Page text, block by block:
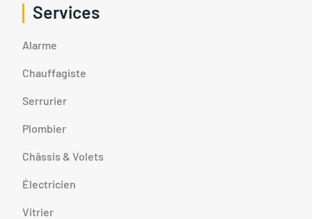
Services
Alarme
Chauffagiste
Serrurier
Plombier
Châssis & Volets
Électricien
Vitrier